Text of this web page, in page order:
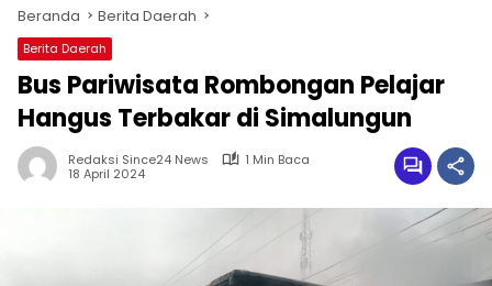
Beranda Berita Daerah
Berita Daerah
Bus Pariwisata Rombongan Pelajar
Hangus Terbakar di Simalungun
Redaksi Since24 News
1 Min Baca
18 April 2024